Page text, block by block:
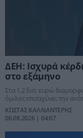
ΔΕΗ: Ισχυρά
στο εξάμηνο
Στα 1,2 δισ. ευρώ
όμιλος επιταχύνει την
ΚΩΣΤΑΣ ΚΑΛΛΙΑΝΤΕΡΗΣ
06.08.2026 | 04:07